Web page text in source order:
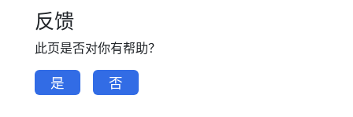
反馈
此页是否对你有帮助？
是 否